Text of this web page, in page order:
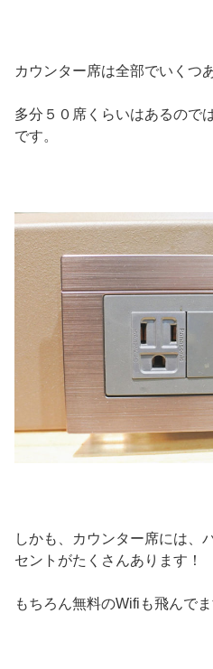
カウンター席は全部でいくつ
多分５０席くらいはあるので
です。
しかも、カウンター席には、
セントがたくさんあります！
もちろん無料のWifiも飛んでま